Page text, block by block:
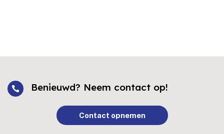
 Benieuwd? Neem contact op!
Contact opnemen